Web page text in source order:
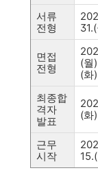
서류
전형
31.(
면접
전형
(월
(화)
최종합
격자
발표
(화)
근무
시작
15.(